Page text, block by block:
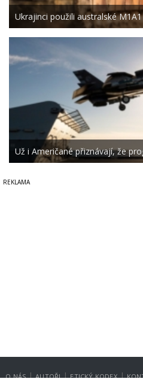
Ukrajinci použili australské
Už i Američané přiznávají, že
O NÁS | AUTOŘI | ETICKÝ KODEX |